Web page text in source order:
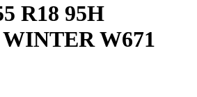
R18 95H
W671